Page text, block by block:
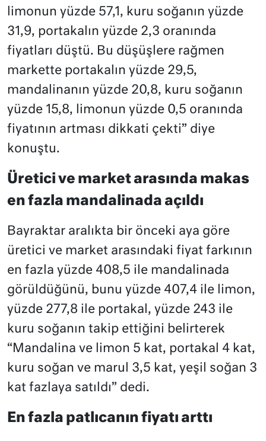
limonun yüzde 57,1, kuru soğanın yüzde
31,9, portakalın yüzde 2,3 oranında
fiyatları düştü. Bu düşüşlere rağmen
markette portakalın yüzde 29,5,
mandalinanın yüzde 20,8, kuru soğanın
yüzde 15,8, limonun yüzde 0,5 oranında
fiyatının artması dikkati çekti” diye
konuştu.
Üretici ve market arasında makas
en fazla mandalinada açıldı
Bayraktar aralıkta bir önceki aya göre
üretici ve market arasındaki fiyat farkının
en fazla yüzde 408,5 ile mandalinada
görüldüğünü, bunu yüzde 407,4 ile limon,
yüzde 277,8 ile portakal, yüzde 243 ile
kuru soğanın takip ettiğini belirterek
“Mandalina ve limon 5 kat, portakal 4 kat,
kuru soğan ve marul 3,5 kat, yeşil soğan 3
kat fazlaya satıldı” dedi.
En fazla patlıcanın fiyatı arttı